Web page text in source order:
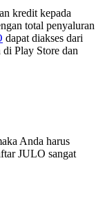
kredit kepada
total penyaluran
dapat diakses dari
di Play Store dan
Anda harus
JULO sangat